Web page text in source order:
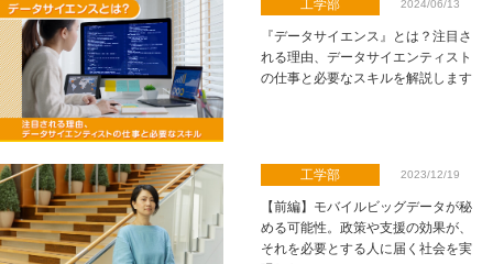
工学部 2024/06/13
『データサイエンス』とは？注目さ
れる理由、データサイエンティスト
の仕事と必要なスキルを解説します
工学部 2023/12/19
【前編】モバイルビッグデータが秘
める可能性。政策や支援の効果が、
それを必要とする人に届く社会を実